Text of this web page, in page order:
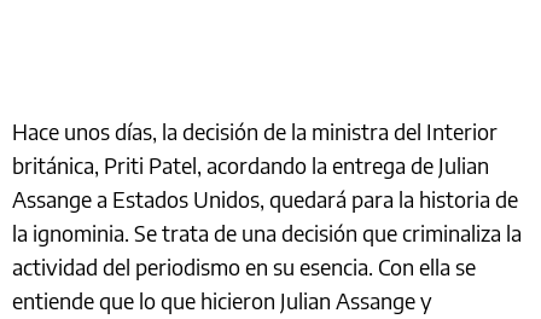
Hace unos días, la decisión de la ministra del Interior
británica, Priti Patel, acordando la entrega de Julian
Assange a Estados Unidos, quedará para la historia de
la ignominia. Se trata de una decisión que criminaliza la
actividad del periodismo en su esencia. Con ella se
entiende que lo que hicieron Julian Assange y